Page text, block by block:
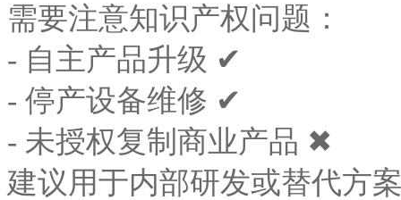
需要注意知识产权问题：
- 自主产品升级 ✔
- 停产设备维修 ✔
- 未授权复制商业产品 ✖
建议用于内部研发或替代方